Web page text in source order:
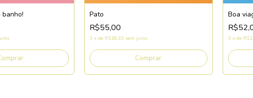
banho! Pato
R$55,00
3 xde R$18,33 sem juros
Boa
3 x de